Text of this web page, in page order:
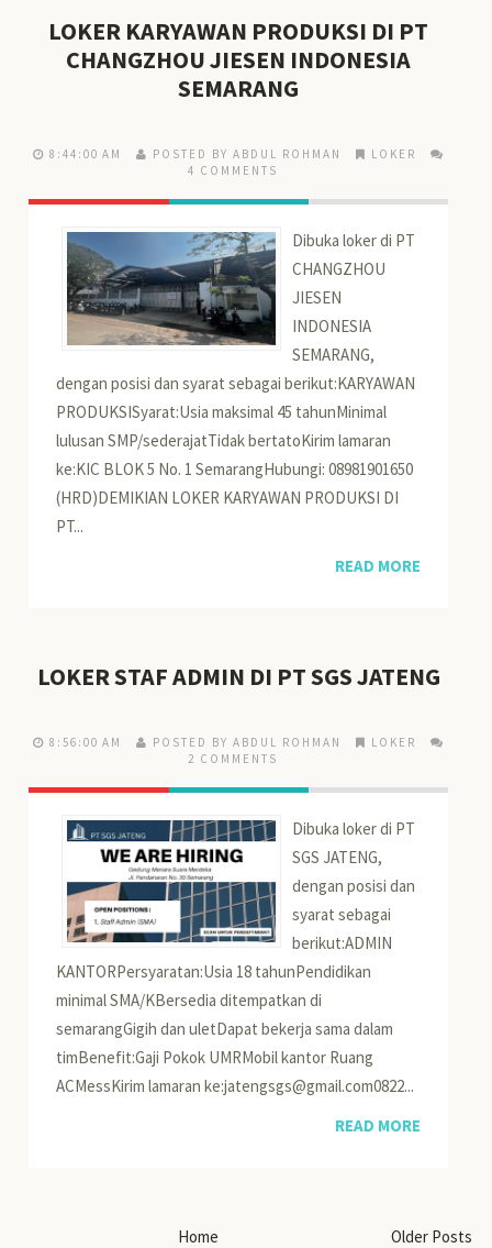
LOKER KARYAWAN PRODUKSI DI PT
CHANGZHOU JIESEN INDONESIA
SEMARANG
8:44:00 AM POSTED BY ABDUL ROHMAN
LOKER
4 COMMENTS
Dibuka loker di PT
CHANGZHOU
JIESEN
INDONESIA
SEMARANG,
dengan posisi dan syarat sebagai berikut:KARYAWAN
PRODUKSISyarat:Usia maksimal 45 tahunMinimal
lulusan SMP/sederajatTidak bertatoKirim lamaran
ke:KIC BLOK 5 No. 1 SemarangHubungi: 08981901650
(HRD)DEMIKIAN LOKER KARYAWAN PRODUKSI DI
PT...
READ MORE
LOKER STAF ADMIN DI PT SGS JATENG
8:56:00 AM POSTED BY ABDUL ROHMAN
LOKER
2 COMMENTS
Dibuka loker di PT
SGS JATENG,
dengan posisi dan
syarat sebagai
berikut:ADMIN
KANTORPersyaratan:Usia 18 tahunPendidikan
minimal SMA/KBersedia ditempatkan di
semarangGigih dan uletDapat bekerja sama dalam
timBenefit:Gaji Pokok UMRMobil kantor Ruang
ACMessKirim lamaran ke:jatengsgs@gmail.com0822...
READ MORE
Older Posts
Home